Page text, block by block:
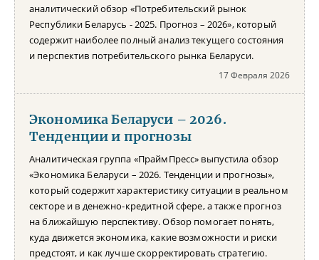
аналитический обзор «Потребительский рынок
Республики Беларусь - 2025. Прогноз – 2026», который
содержит наиболее полный анализ текущего состояния
и перспектив потребительского рынка Беларуси.
17 Февраля 2026
Экономика Беларуси – 2026.
Тенденции и прогнозы
Аналитическая группа «ПраймПресс» выпустила обзор
«Экономика Беларуси – 2026. Тенденции и прогнозы»,
который содержит характеристику ситуации в реальном
секторе и в денежно-кредитной сфере, а также прогноз
на ближайшую перспективу. Обзор помогает понять,
куда движется экономика, какие возможности и риски
предстоят, и как лучше скорректировать стратегию.